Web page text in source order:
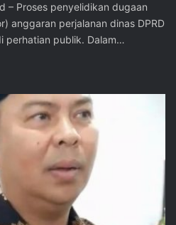
– Proses penyelidikan dugaan
anggaran perjalanan dinas DPRD
perhatian publik. Dalam…